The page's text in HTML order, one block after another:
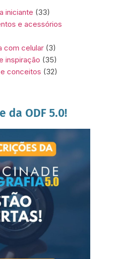
iniciante (33)
e acessórios
com celular (3)
inspiração (35)
conceitos (32)
da ODF 5.0!